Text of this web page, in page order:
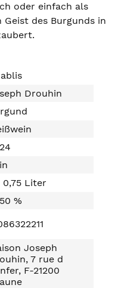
oder einfach als
des Burgunds in
Drouhin
0,75 Liter
%
Joseph
7 rue d
F-21200